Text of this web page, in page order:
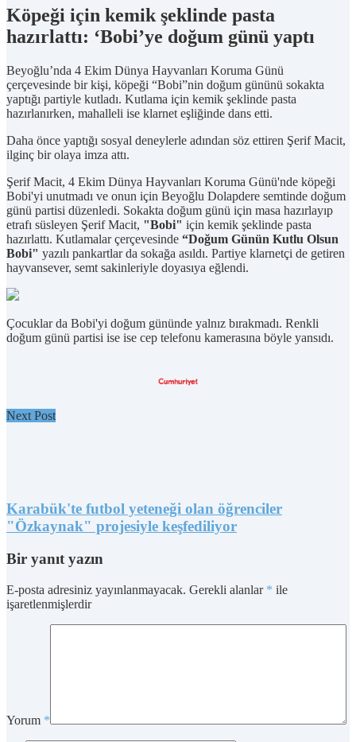
Köpeği için kemik şeklinde pasta
hazırlattı: ‘Bobi’ye doğum günü yaptı
Beyoğlu’nda 4 Ekim Dünya Hayvanları Koruma Günü
çerçevesinde bir kişi, köpeği “Bobi”nin doğum gününü sokakta
yaptığı partiyle kutladı. Kutlama için kemik şeklinde pasta
hazırlanırken, mahalleli ise klarnet eşliğinde dans etti.
Daha önce yaptığı sosyal deneylerle adından söz ettiren Şerif Macit,
ilginç bir olaya imza attı.
Şerif Macit, 4 Ekim Dünya Hayvanları Koruma Günü'nde köpeği
Bobi'yi unutmadı ve onun için Beyoğlu Dolapdere semtinde doğum
günü partisi düzenledi. Sokakta doğum günü için masa hazırlayıp
etrafı süsleyen Şerif Macit, "Bobi" için kemik şeklinde pasta
hazırlattı. Kutlamalar çerçevesinde “Doğum Günün Kutlu Olsun
Bobi" yazılı pankartlar da sokağa asıldı. Partiye klarnetçi de getiren
hayvansever, semt sakinleriyle doyasıya eğlendi.
Çocuklar da Bobi'yi doğum gününde yalnız bırakmadı. Renkli
doğum günü partisi ise ise cep telefonu kamerasına böyle yansıdı.
Next Post
Karabük'te futbol yeteneği olan öğrenciler
"Özkaynak" projesiyle keşfediliyor
Bir yanıt yazın
E-posta adresiniz yayınlanmayacak. Gerekli alanlar * ile
işaretlenmişlerdir
Yorum *